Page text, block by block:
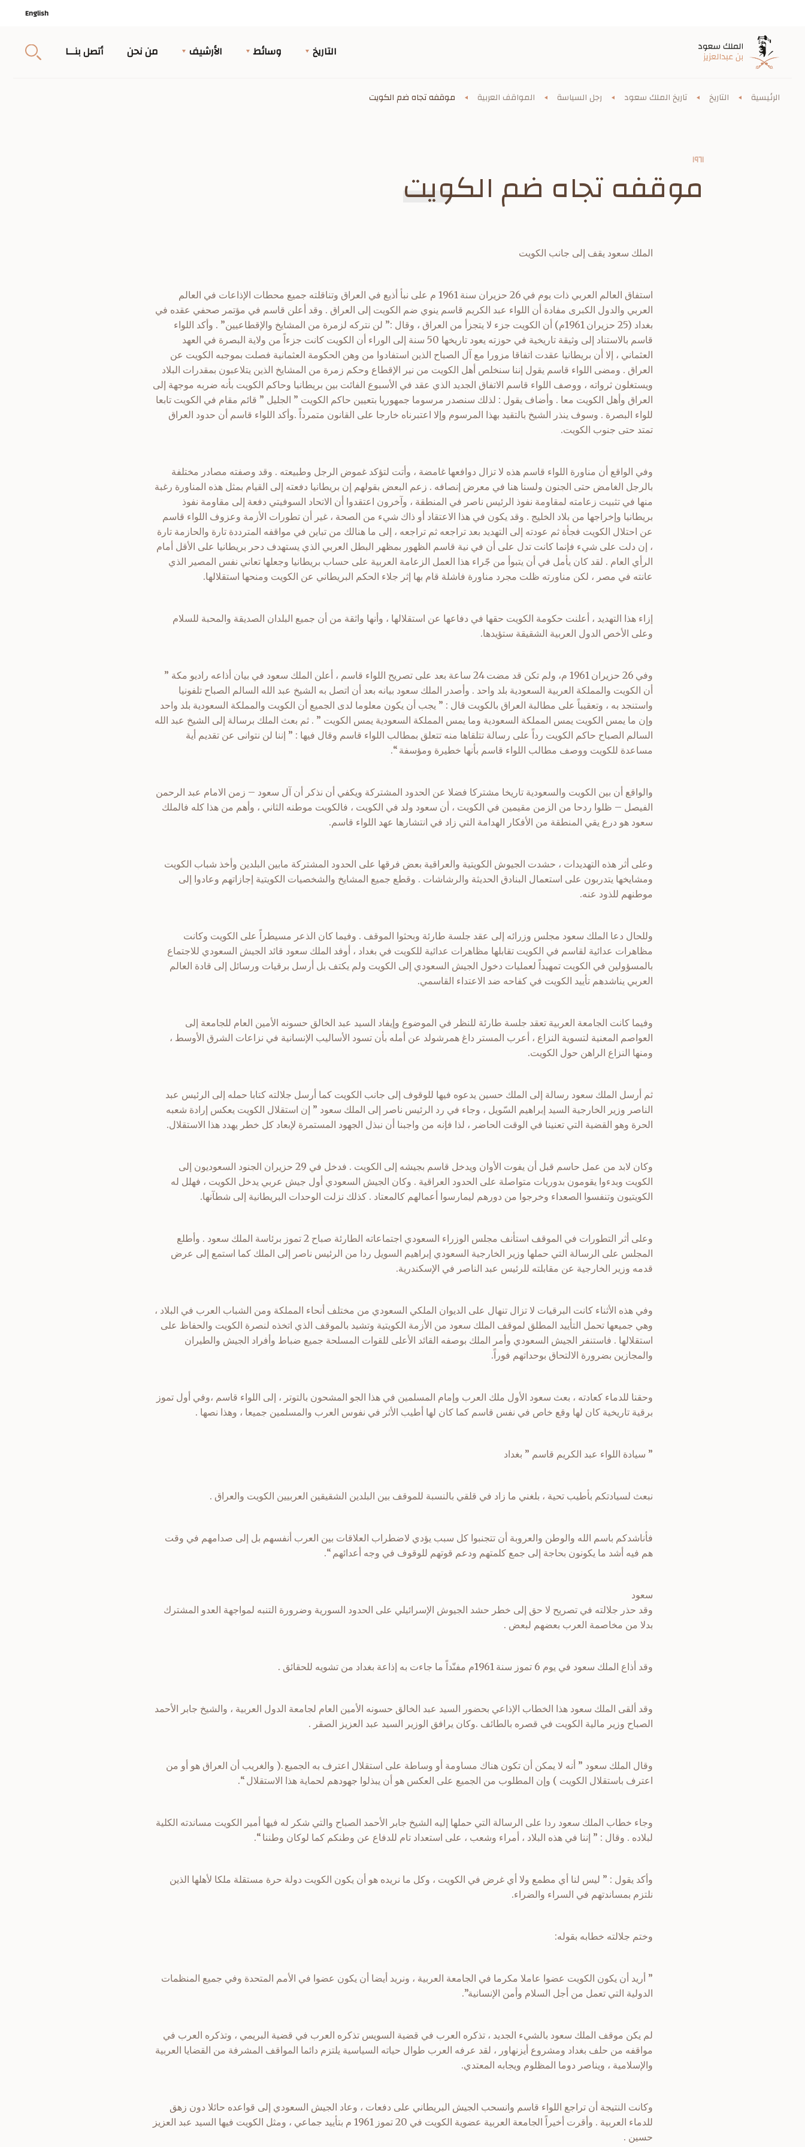
English
التاريخ وسائط الأرشيف من نحن أتصل بنــا
الرئيسية التاريخ تاريخ الملك سعود رجل السياسة المواقف العربية موقفه تجاه ضم الكويت
١٩٦١
موقفه تجاه ضم الكويت
الملك سعود يقف إلى جانب الكويت
استفاق العالم العربي ذات يوم في 26 حزيران سنة 1961 م على نبأ أذيع في العراق وتناقلته جميع محطات الإذاعات في العالم
العربي والدول الكبرى مفادة أن اللواء عبد الكريم قاسم ينوي ضم الكويت إلى العراق . وقد أعلن قاسم في مؤتمر صحفي عقده في
بغداد (25 حزيران 1961م) أن الكويت جزء لا يتجزأ من العراق ، وقال :” لن نتركه لزمرة من المشايخ والإقطاعيين” . وأكد اللواء
قاسم بالاستناد إلى وثيقة تاريخية في حوزته يعود تاريخها 50 سنة إلى الوراء أن الكويت كانت جزءاً من ولاية البصرة في العهد
العثماني ، إلا أن بريطانيا عقدت اتفاقا مزورا مع آل الصباح الذين استفادوا من وهن الحكومة العثمانية فصلت بموجبه الكويت عن
العراق . ومضى اللواء قاسم يقول إننا سنخلص أهل الكويت من نير الإقطاع وحكم زمرة من المشايخ الذين يتلاعبون بمقدرات البلاد
ويستغلون ثرواته ، ووصف اللواء قاسم الاتفاق الجديد الذي عقد في الأسبوع الفائت بين بريطانيا وحاكم الكويت بأنه ضربه موجهة إلى
العراق وأهل الكويت معا . وأضاف يقول : لذلك سنصدر مرسوما جمهوريا بتعيين حاكم الكويت ” الجليل ” قائم مقام في الكويت تابعا
للواء البصرة . وسوف ينذر الشيخ بالتقيد بهذا المرسوم وإلا اعتبرناه خارجا على القانون متمرداً .وأكد اللواء قاسم أن حدود العراق
تمتد حتى جنوب الكويت.
وفي الواقع أن مناورة اللواء قاسم هذه لا تزال دوافعها غامضة ، وأتت لتؤكد غموض الرجل وطبيعته . وقد وصفته مصادر مختلفة
بالرجل الغامض حتى الجنون ولسنا هنا في معرض إنصافه . زعم البعض بقولهم إن بريطانيا دفعته إلى القيام بمثل هذه المناورة رغبة
منها في تثبيت زعامته لمقاومة نفوذ الرئيس ناصر في المنطقة ، وآخرون اعتقدوا أن الاتحاد السوفيتي دفعة إلى مقاومة نفوذ
بريطانيا وإخراجها من بلاد الخليج . وقد يكون في هذا الاعتقاد أو ذاك شيء من الصحة ، غير أن تطورات الأزمة وعزوف اللواء قاسم
عن احتلال الكويت فجأة ثم عودته إلى التهديد بعد تراجعه ثم تراجعه ، إلى ما هنالك من تباين في مواقفه المترددة تارة والحازمة تارة
، إن دلت على شيء فإنما كانت تدل على أن في نية قاسم الظهور بمظهر البطل العربي الذي يستهدف دحر بريطانيا على الأقل أمام
الرأي العام . لقد كان يأمل في أن يتبوأ من جّراء هذا العمل الزعامة العربية على حساب بريطانيا وجعلها تعاني نفس المصير الذي
عانته في مصر ، لكن مناورته ظلت مجرد مناورة فاشلة قام بها إثر جلاء الحكم البريطاني عن الكويت ومنحها استقلالها.
إزاء هذا التهديد ، أعلنت حكومة الكويت حقها في دفاعها عن استقلالها ، وأنها واثقة من أن جميع البلدان الصديقة والمحبة للسلام
وعلى الأخص الدول العربية الشقيقة ستؤيدها.
وفي 26 حزيران 1961 م، ولم تكن قد مضت 24 ساعة بعد على تصريح اللواء قاسم ، أعلن الملك سعود في بيان أذاعه راديو مكة ”
أن الكويت والمملكة العربية السعودية بلد واحد . وأصدر الملك سعود بيانه بعد أن اتصل به الشيخ عبد الله السالم الصباح تلفونيا
واستنجد به ، وتعقيباً على مطالبة العراق بالكويت قال : ” يجب أن يكون معلوما لدى الجميع أن الكويت والمملكة السعودية بلد واحد
وإن ما يمس الكويت يمس المملكة السعودية وما يمس المملكة السعودية يمس الكويت ” . ثم بعث الملك برسالة إلى الشيخ عبد الله
السالم الصباح حاكم الكويت رداً على رسالة تتلقاها منه تتعلق بمطالب اللواء قاسم وقال فيها : ” إننا لن نتوانى عن تقديم أية
مساعدة للكويت ووصف مطالب اللواء قاسم بأنها خطيرة ومؤسفة “.
والواقع أن بين الكويت والسعودية تاريخا مشتركا فضلا عن الحدود المشتركة ويكفي أن نذكر أن آل سعود – زمن الامام عبد الرحمن
الفيصل – ظلوا ردحا من الزمن مقيمين في الكويت ، أن سعود ولد في الكويت ، فالكويت موطنه الثاني ، وأهم من هذا كله فالملك
سعود هو درع يقي المنطقة من الأفكار الهدامة التي زاد في انتشارها عهد اللواء قاسم.
وعلى أثر هذه التهديدات ، حشدت الجيوش الكويتية والعراقية بعض فرقها على الحدود المشتركة مابين البلدين وأخذ شباب الكويت
ومشايخها يتدربون على استعمال البنادق الحديثة والرشاشات . وقطع جميع المشايخ والشخصيات الكويتية إجازاتهم وعادوا إلى
موطنهم للذود عنه.
وللحال دعا الملك سعود مجلس وزرائه إلى عقد جلسة طارئة وبحثوا الموقف . وفيما كان الذعر مسيطراً على الكويت وكانت
مظاهرات عدائية لقاسم في الكويت تقابلها مظاهرات عدائية للكويت في بغداد ، أوفد الملك سعود قائد الجيش السعودي للاجتماع
بالمسؤولين في الكويت تمهيداً لعمليات دخول الجيش السعودي إلى الكويت ولم يكتف بل أرسل برقيات ورسائل إلى قادة العالم
العربي يناشدهم تأييد الكويت في كفاحه ضد الاعتداء القاسمي.
وفيما كانت الجامعة العربية تعقد جلسة طارئة للنظر في الموضوع وإيفاد السيد عبد الخالق حسونه الأمين العام للجامعة إلى
العواصم المعنية لتسوية النزاع ، أعرب المستر داغ همرشولد عن أمله بأن تسود الأساليب الإنسانية في نزاعات الشرق الأوسط ،
ومنها النزاع الراهن حول الكويت.
ثم أرسل الملك سعود رسالة إلى الملك حسين يدعوه فيها للوقوف إلى جانب الكويت كما أرسل جلالته كتابا حمله إلى الرئيس عبد
الناصر وزير الخارجية السيد إبراهيم السّويل ، وجاء في رد الرئيس ناصر إلى الملك سعود ” إن استقلال الكويت يعكس إرادة شعبه
الحرة وهو القضية التي تعنينا في الوقت الحاضر ، لذا فإنه من واجبنا أن نبذل الجهود المستمرة لإبعاد كل خطر يهدد هذا الاستقلال.
وكان لابد من عمل حاسم قبل أن يفوت الأوان ويدخل قاسم بجيشه إلى الكويت . فدخل في 29 حزيران الجنود السعوديون إلى
الكويت وبدءوا يقومون بدوريات متواصلة على الحدود العراقية . وكان الجيش السعودي أول جيش عربي يدخل الكويت ، فهلل له
الكويتيون وتنفسوا الصعداء وخرجوا من دورهم ليمارسوا أعمالهم كالمعتاد . كذلك نزلت الوحدات البريطانية إلى شطآنها.
وعلى أثر التطورات في الموقف استأنف مجلس الوزراء السعودي اجتماعاته الطارئة صباح 2 تموز برئاسة الملك سعود . وأطلع
المجلس على الرسالة التي حملها وزير الخارجية السعودي إبراهيم السويل ردا من الرئيس ناصر إلى الملك كما استمع إلى عرض
قدمه وزير الخارجية عن مقابلته للرئيس عبد الناصر في الإسكندرية.
وفي هذه الأثناء كانت البرقيات لا تزال تنهال على الديوان الملكي السعودي من مختلف أنحاء المملكة ومن الشباب العرب في البلاد ،
وهي جميعها تحمل التأييد المطلق لموقف الملك سعود من الأزمة الكويتية وتشيد بالموقف الذي اتخذه لنصرة الكويت والحفاظ على
استقلالها . فاستنفر الجيش السعودي وأمر الملك بوصفه القائد الأعلى للقوات المسلحة جميع ضباط وأفراد الجيش والطيران
والمجازين بضرورة الالتحاق بوحداتهم فوراً.
وحقنا للدماء كعادته ، بعث سعود الأول ملك العرب وإمام المسلمين في هذا الجو المشحون بالتوتر ، إلى اللواء قاسم ،وفي أول تموز
برقية تاريخية كان لها وقع خاص في نفس قاسم كما كان لها أطيب الأثر في نفوس العرب والمسلمين جميعا ، وهذا نصها .
” سيادة اللواء عبد الكريم قاسم ” بغداد
نبعث لسيادتكم بأطيب تحية ، بلغني ما زاد في قلقي بالنسبة للموقف بين البلدين الشقيقين العربيين الكويت والعراق .
فأناشدكم باسم الله والوطن والعروبة أن تتجنبوا كل سبب يؤدي لاضطراب العلاقات بين العرب أنفسهم بل إلى صدامهم في وقت
هم فيه أشد ما يكونون بحاجة إلى جمع كلمتهم ودعم قوتهم للوقوف في وجه أعدائهم “.
سعود
وقد حذر جلالته في تصريح لا حق إلى خطر حشد الجيوش الإسرائيلي على الحدود السورية وضرورة التنبه لمواجهة العدو المشترك
بدلا من مخاصمة العرب بعضهم لبعض .
وقد أذاع الملك سعود في يوم 6 تموز سنة 1961م مفنّداً ما جاءت به إذاعة بغداد من تشويه للحقائق .
وقد ألقى الملك سعود هذا الخطاب الإذاعي بحضور السيد عبد الخالق حسونه الأمين العام لجامعة الدول العربية ، والشيخ جابر الأحمد
الصباح وزير مالية الكويت في قصره بالطائف .وكان يرافق الوزير السيد عبد العزيز الصقر .
وقال الملك سعود ” أنه لا يمكن أن تكون هناك مساومة أو وساطة على استقلال اعترف به الجميع .( والغريب أن العراق هو أو من
اعترف باستقلال الكويت ) وإن المطلوب من الجميع على العكس هو أن يبذلوا جهودهم لحماية هذا الاستقلال “.
وجاء خطاب الملك سعود ردا على الرسالة التي حملها إليه الشيخ جابر الأحمد الصباح والتي شكر له فيها أمير الكويت مساندته الكلية
لبلاده . وقال : ” إننا في هذه البلاد ، أمراء وشعب ، على استعداد تام للدفاع عن وطنكم كما لوكان وطننا “.
وأكد يقول : ” ليس لنا أي مطمع ولا أي غرض في الكويت ، وكل ما نريده هو أن يكون الكويت دولة حرة مستقلة ملكا لأهلها الذين
نلتزم بمساندتهم في السراء والضراء.
وختم جلالته خطابه بقوله:
” أريد أن يكون الكويت عضوا عاملا مكرما في الجامعة العربية ، ونريد أيضا أن يكون عضوا في الأمم المتحدة وفي جميع المنظمات
الدولية التي تعمل من أجل السلام وأمن الإنسانية”.
لم يكن موقف الملك سعود بالشيء الجديد ، تذكره العرب في قضية السويس تذكره العرب في قضية البريمي ، وتذكره العرب في
مواقفه من حلف بغداد ومشروع أيزنهاور ، لقد عرفه العرب طوال حياته السياسية يلتزم دائما المواقف المشرفة من القضايا العربية
والإسلامية ، ويناصر دوما المظلوم ويجابه المعتدي.
وكانت النتيجة أن تراجع اللواء قاسم وانسحب الجيش البريطاني على دفعات ، وعاد الجيش السعودي إلى قواعده حائلا دون زهق
للدماء العربية . وأقرت أخيراً الجامعة العربية عضوية الكويت في 20 تموز 1961 م بتأييد جماعي ، ومثل الكويت فيها السيد عبد العزيز
حسين .